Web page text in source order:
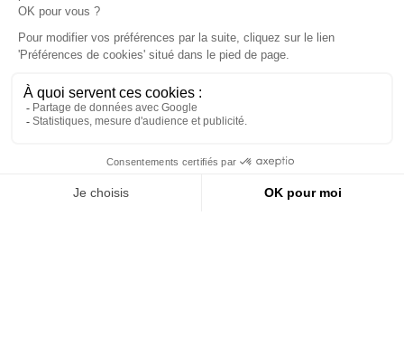
Votre email sera uniquement utilisé par nous-mêmes et nos sous-
traitants pour vous envoyer quelques newsletters et offres de
intégré dans les newsletters. Voir notrepolitique de confidentialité